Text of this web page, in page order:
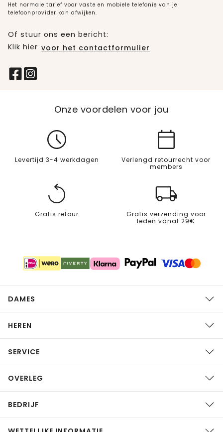
Het normale tarief voor vaste en mobiele telefonie van je
telefoonprovider kan afwijken.
Of stuur ons een bericht:
Klik hier voor het contactformulier
Onze voordelen voor jou
Levertijd 3-4 werkdagen
Verlengd retourrecht voor
members
Gratis retour
Gratis verzending voor
leden vanaf 29€
DAMES
HEREN
SERVICE
OVERLEG
BEDRIJF